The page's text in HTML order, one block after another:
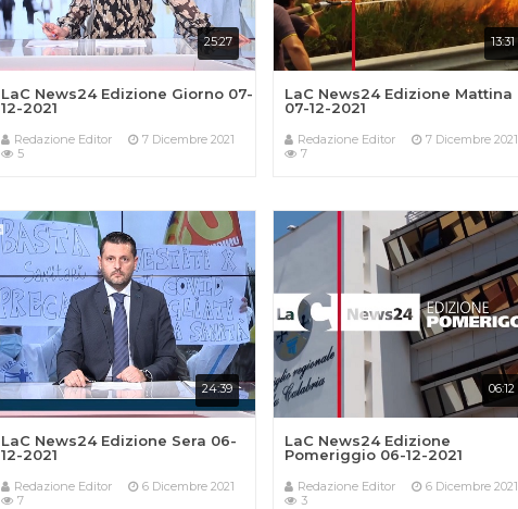
25:27
LaC News24 Edizione Giorno 07-
12-2021
Redazione Editor
7 Dicembre 2021
5
13:31
LaC News24 Edizione Mattina
07-12-2021
Redazione Editor
7 Dicembre 2021
7
24:39
LaC News24 Edizione Sera 06-
12-2021
Redazione Editor
6 Dicembre 2021
7
06:12
LaC News24 Edizione
Pomeriggio 06-12-2021
Redazione Editor
6 Dicembre 2021
3